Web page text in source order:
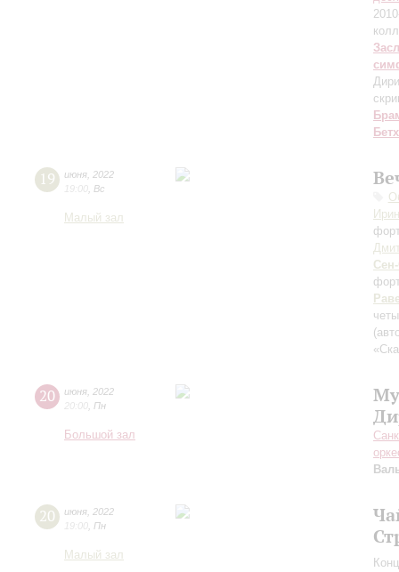
19 июня 2022
19:00 Вс
Малый зал
20 июня 2022
20:00 Пн
Большой зал
20 июня 2022
19:00 Пн
Малый зал